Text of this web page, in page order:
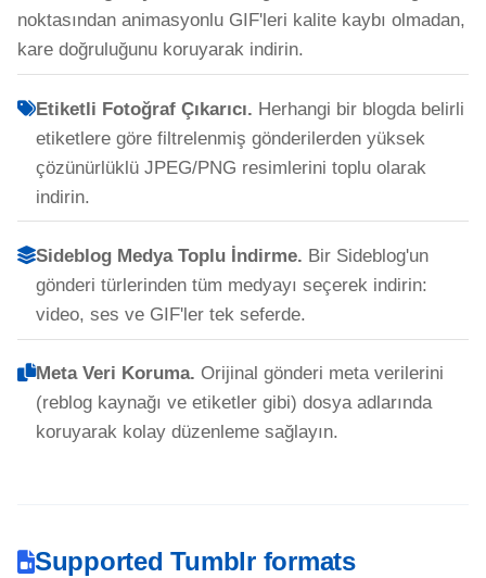
noktasından animasyonlu GIF'leri kalite kaybı olmadan,
kare doğruluğunu koruyarak indirin.
Etiketli Fotoğraf Çıkarıcı. Herhangi bir blogda belirli
etiketlere göre filtrelenmiş gönderilerden yüksek
çözünürlüklü JPEG/PNG resimlerini toplu olarak
indirin.
Sideblog Medya Toplu İndirme. Bir Sideblog'un
gönderi türlerinden tüm medyayı seçerek indirin:
video, ses ve GIF'ler tek seferde.
Meta Veri Koruma. Orijinal gönderi meta verilerini
(reblog kaynağı ve etiketler gibi) dosya adlarında
koruyarak kolay düzenleme sağlayın.
Supported Tumblr formats